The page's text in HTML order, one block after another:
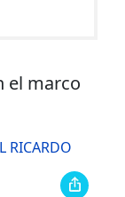
el marco
RICARDO